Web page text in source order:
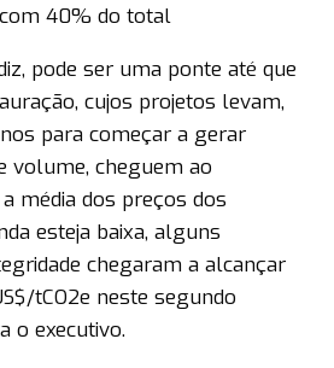
40% do total
pode ser uma ponte até que
cujos projetos levam,
para começar a gerar
volume, cheguem ao
média dos preços dos
esteja baixa, alguns
chegaram a alcançar
tCO2e neste segundo
o executivo.